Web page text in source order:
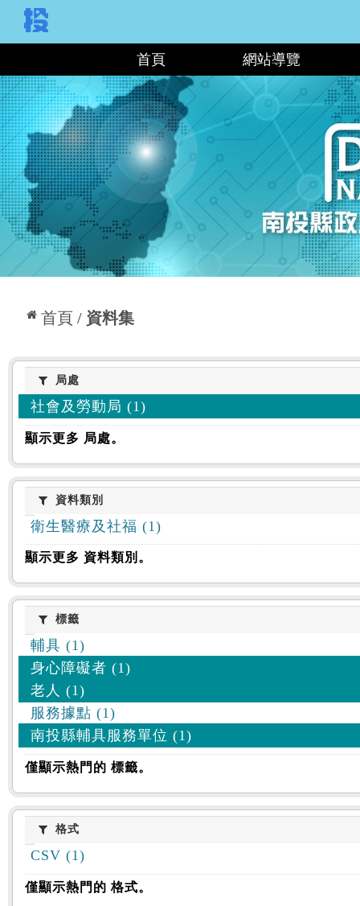
首頁 網站導覽
首頁 資料集
:::
局處局處
社會及勞動局 (1)
顯示更多 局處。
資料類別
資料類別
衛生醫療及社福 (1)
顯示更多 資料類別。
標籤標籤
輔具 (1)
身心障礙者 (1)
老人 (1)
服務據點 (1)
南投縣輔具服務單位 (1)
僅顯示熱門的 標籤。
格式格式
CSV (1)
僅顯示熱門的 格式。